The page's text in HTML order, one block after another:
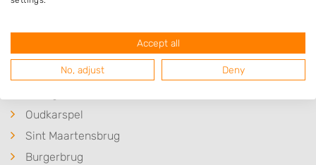
Warmenhuizen
Zijdewind
Haringhuizen
Waarland
Oudkarspel
Sint Maartensbrug
Burgerbrug
Accept all
No, adjust Deny